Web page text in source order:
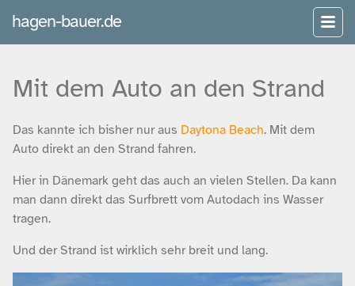
hagen-bauer.de
Mit dem Auto an den Strand
Das kannte ich bisher nur aus Daytona Beach. Mit dem
Auto direkt an den Strand fahren.
Hier in Dänemark geht das auch an vielen Stellen. Da kann
man dann direkt das Surfbrett vom Autodach ins Wasser
tragen.
Und der Strand ist wirklich sehr breit und lang.